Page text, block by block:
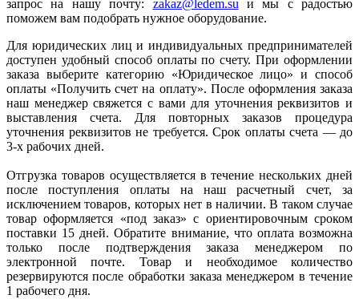
запрос на нашу почту: zakaz@ledem.su и мы с радостью
поможем вам подобрать нужное оборудование.
Для юридических лиц и индивидуальных предпринимателей
доступен удобный способ оплаты по счету. При оформлении
заказа выберите категорию «Юридическое лицо» и способ
оплаты «Получить счет на оплату». После оформления заказа
наш менеджер свяжется с вами для уточнения реквизитов и
выставления счета. Для повторных заказов процедура
уточнения реквизитов не требуется. Срок оплаты счета — до
3-х рабочих дней.
Отгрузка товаров осуществляется в течение нескольких дней
после поступления оплаты на наш расчетный счет, за
исключением товаров, которых нет в наличии. В таком случае
товар оформляется «под заказ» с ориентировочным сроком
поставки 15 дней. Обратите внимание, что оплата возможна
только после подтверждения заказа менеджером по
электронной почте. Товар и необходимое количество
резервируются после обработки заказа менеджером в течение
1 рабочего дня.